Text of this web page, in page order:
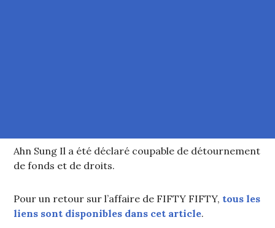
Ahn Sung Il a été déclaré coupable de détournement
de fonds et de droits.
Pour un retour sur l’affaire de FIFTY FIFTY, tous les
liens sont disponibles dans cet article.